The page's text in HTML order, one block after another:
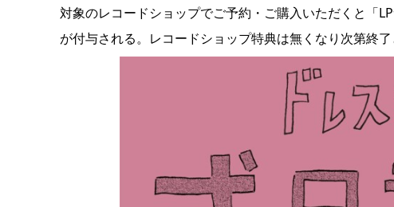
対象のレコードショップでご予約・ご購入いただくと「
が付与される。レコードショップ特典は無くなり次第終了